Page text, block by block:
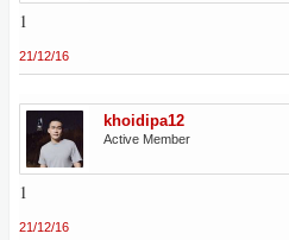
1
21/12/16
khoidipa12
Active Member
1
21/12/16